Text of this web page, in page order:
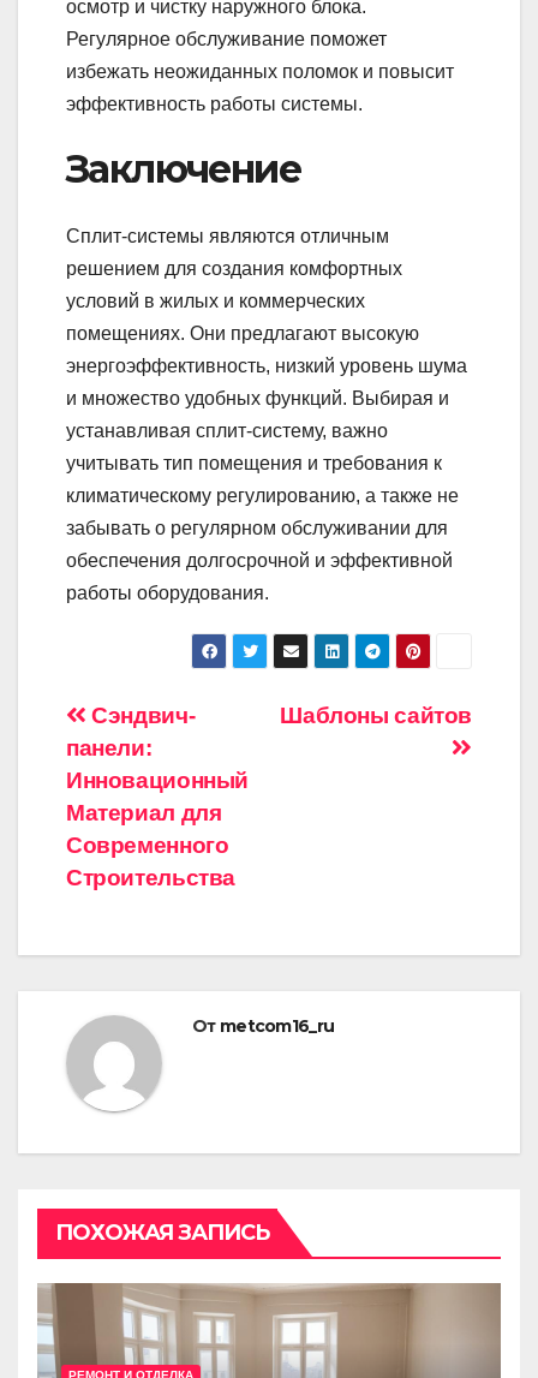
осмотр и чистку наружного блока.
Регулярное обслуживание поможет
избежать неожиданных поломок и повысит
эффективность работы системы.
Заключение
Сплит-системы являются отличным
решением для создания комфортных
условий в жилых и коммерческих
помещениях. Они предлагают высокую
энергоэффективность, низкий уровень шума
и множество удобных функций. Выбирая и
устанавливая сплит-систему, важно
учитывать тип помещения и требования к
климатическому регулированию, а также не
забывать о регулярном обслуживании для
обеспечения долгосрочной и эффективной
работы оборудования.
Навигация
по
записям
Шаблоны сайтов
Сэндвич-
панели:
Инновационный
Материал для
Современного
Строительства
От metcom16_ru
ПОХОЖАЯ ЗАПИСЬ
РЕМОНТ И ОТДЕЛКА